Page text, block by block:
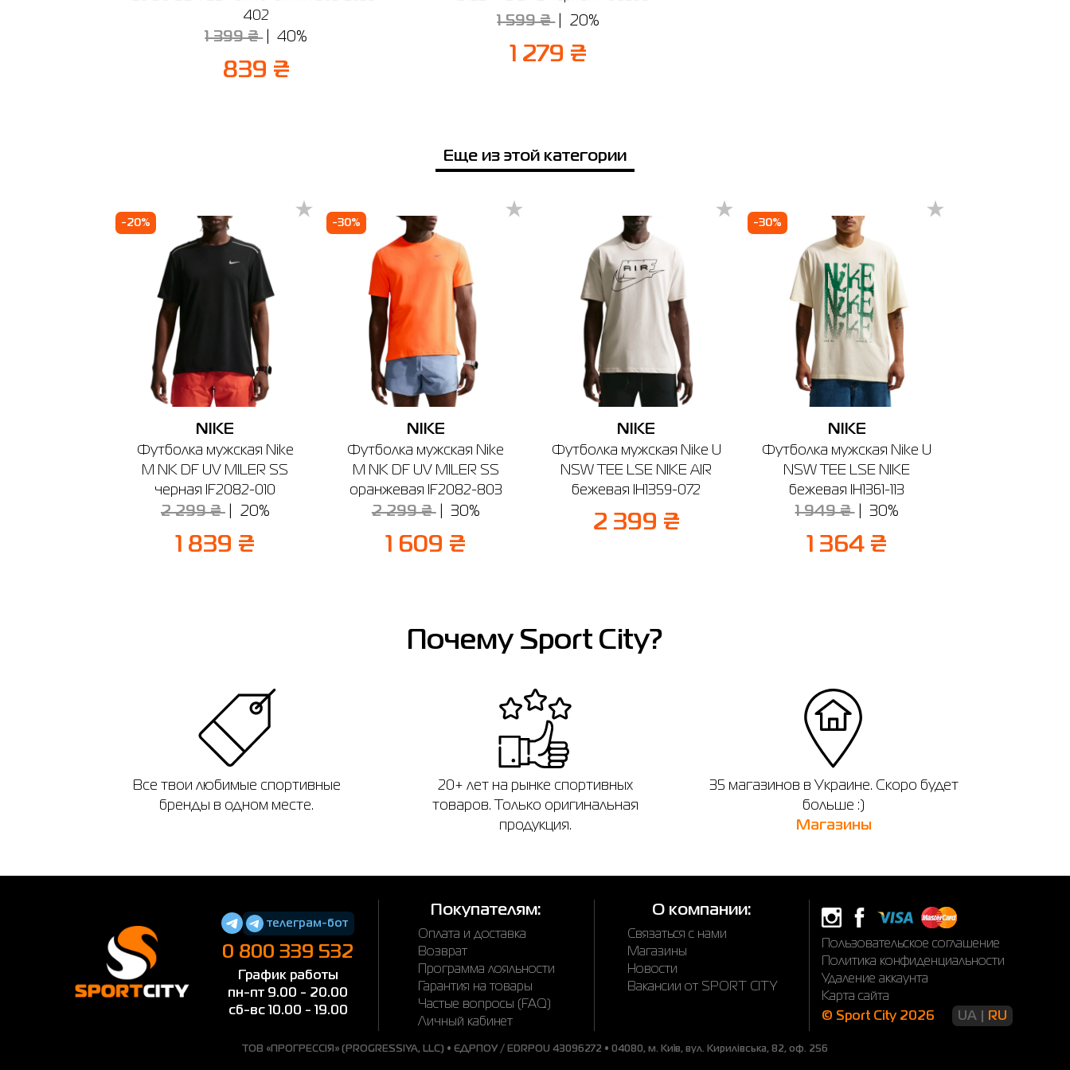
Напоминаем, что вы можете оформить обмен или возврат заказа в течении
Отправить
402
1 399 ₴ 40%
839 ₴
1 599 ₴ 20%
1 279 ₴
Еще из этой категории
-20%
NIKE
Футболка мужская Nike
M NK DF UV MILER SS
черная IF2082-010
2 299 ₴ 20%
1 839 ₴
-30%
NIKE
Футболка мужская Nike
M NK DF UV MILER SS
оранжевая IF2082-803
2 299 ₴ 30%
1 609 ₴
NIKE
Футболка мужская Nike U
NSW TEE LSE NIKE AIR
бежевая IH1359-072
2 399 ₴
-30%
NIKE
Футболка мужская Nike U
NSW TEE LSE NIKE
бежевая IH1361-113
1 949 ₴ 30%
1 364 ₴
Почему Sport City?
Все твои любимые спортивные
бренды в одном месте.
20+ лет на рынке спортивных
товаров. Только оригинальная
продукция.
35 магазинов в Украине. Скоро будет
больше :)
Магазины
телеграм-бот
0 800 339 532
График работы
пн-пт 9.00 - 20.00
сб-вс 10.00 - 19.00
Покупателям:
Оплата и доставка
Возврат
Программа лояльности
Гарантия на товары
Частые вопросы (FAQ)
Личный кабинет
О компании:
Связаться с нами
Магазины
Новости
Вакансии от SPORT CITY
Пользовательское соглашение
Политика конфиденциальности
Удаление аккаунта
Карта сайта
© Sport City 2026
UA RU
ТОВ «ПРОГРЕССІЯ» (PROGRESSIYA, LLC) • ЄДРПОУ / EDRPOU 43096272 • 04080, м. Київ, вул. Кирилівська, 82, оф. 256